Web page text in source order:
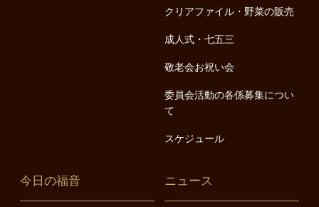
クリアファイル・野菜の販売
成人式・七五三
敬老会お祝い会
委員会活動の各係募集につい
て
スケジュール
今日の福音 ニュース